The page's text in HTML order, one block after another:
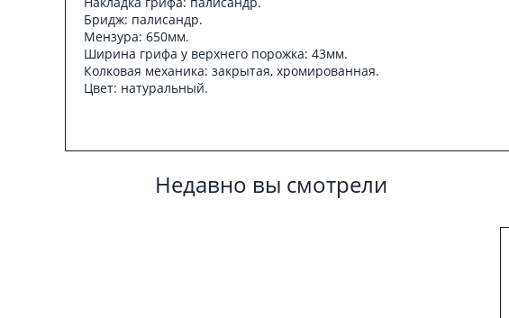
Бридж: палисандр.
Мензура: 650мм.
Ширина грифа у верхнего порожка: 43мм.
Колковая механика: закрытая, хромированная.
Цвет: натуральный.
Недавно вы смотрели